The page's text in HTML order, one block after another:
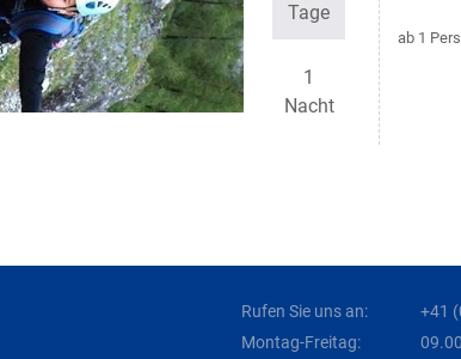
Tage
1
Nacht
ab 1
Rufen Sie uns an:
+41
Montag-Freitag: